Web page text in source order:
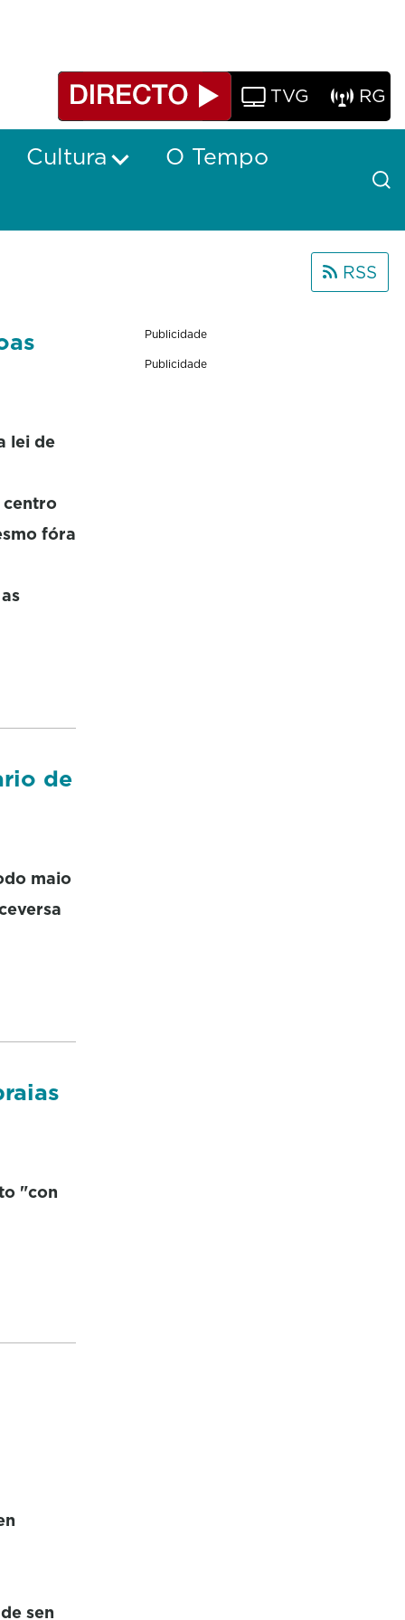
TVG RG
Cultura
O Tempo
RSS
lei de
centro
fóra
de
maio
"con
sen
Publicidade
Publicidade